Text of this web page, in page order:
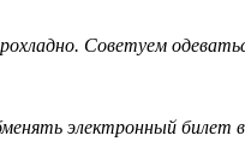
Советуем
электронный билет